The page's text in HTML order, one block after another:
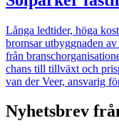
Långa ledtider, höga
bromsar utbyggnaden
från
chans till tillväxt och
van der Veer, ansvarig
Nyhetsbrev